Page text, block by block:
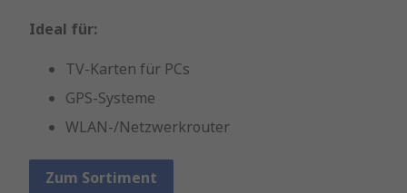
Ideal für:
TV-Karten für PCs
GPS-Systeme
WLAN-/Netzwerkrouter
Zum Sortiment